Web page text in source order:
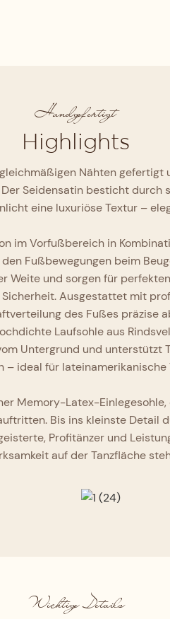
Handgefertigt
Highlights
Nähten
Seidensatin besticht
eine luxuriöse Textur –
im Vorfußbereich in
Fußbewegungen beim
Weite und sorgen für
Ausgestattet mit
des Fußes
Laufsohle aus
Untergrund und unterstützt
ideal für
Memory-Latex-
Bis ins kleinste
Profitänzer und
auf der Tanzfläche
Wichtige Details